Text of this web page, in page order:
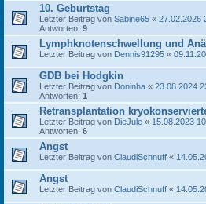
10. Geburtstag
Letzter Beitrag von Sabine65 « 27.02.2026
Antworten: 9
Lymphknotenschwellung und
Letzter Beitrag von Dennis91295 «
GDB bei Hodgkin
Letzter Beitrag von Doninha « 23.08.2024
Antworten: 1
Retransplantation
Letzter Beitrag von DieJule « 15.08.2023
Antworten: 6
Angst
Letzter Beitrag von ClaudiSchnuff «
Angst
Letzter Beitrag von ClaudiSchnuff «